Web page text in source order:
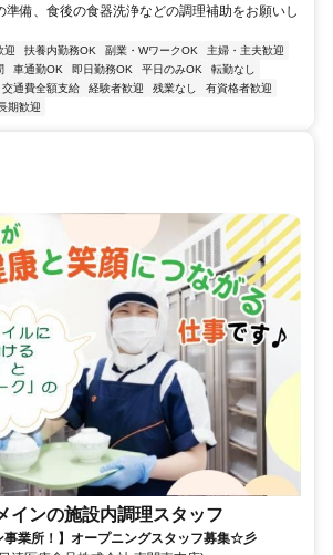
準備、食後の食器洗浄などの調理補助をお願いし
迎 扶養内勤務OK 副業・WワークOK
主婦・主夫歓迎
車通勤OK 即日勤務OK 平日のみOK
転勤なし
交通費全額支給 経験者歓迎 残業なし
有資格者歓迎
期歓迎
インの施設内調理スタッフ
事業所！】オープニングスタッフ募集☆彡